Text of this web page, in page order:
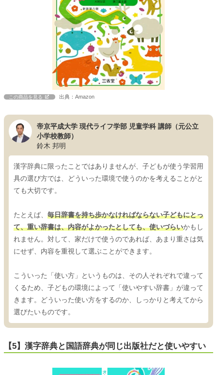
この商品を見る 出典：Amazon
帝京平成大学 現代ライフ学部 児童学科 講師（元公立
小学校教師）
鈴木 邦明
漢字辞典に限ったことではありませんが、子どもが使う学習用
具の選び方では、どういった環境で使うのかを考えることがと
ても大切です。
たとえば、 毎日辞書を持ち歩かなければならない子どもにとっ
て、重い辞書は、内容がよかったとしても、使いづらいかもし
れません。対して、家だけで使うのであれば、あまり重さは気
にせず、内容を重視して選ぶことができます。
こういった「使い方」というものは、その人それぞれで違って
くるため、子どもの環境によって「使いやすい辞書」が違って
きます。どういった使い方をするのか、しっかりと考えてから
選びたいものです。
【5】漢字辞典と国語辞典が同じ出版社だと使いやすい